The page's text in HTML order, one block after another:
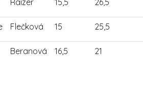
Flečková 15 25,5
Beranová 16,5 21